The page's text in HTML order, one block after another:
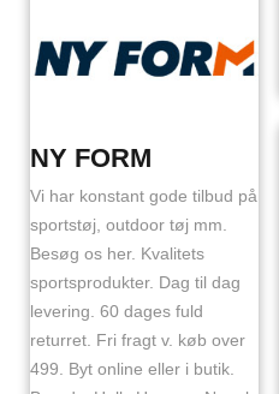
NY FORM
Vi har konstant gode tilbud på
sportstøj, outdoor tøj mm.
Besøg os her. Kvalitets
sportsprodukter. Dag til dag
levering. 60 dages fuld
returret. Fri fragt v. køb over
499. Byt online eller i butik.